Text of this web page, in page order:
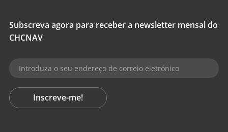
Subscreva agora para receber a newsletter mensal do
CHCNAV
Inscreve-me!